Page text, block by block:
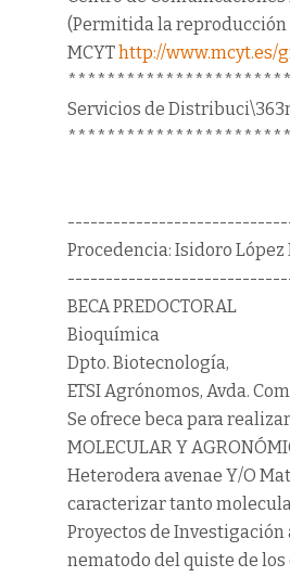
(Permitida la reproducción
MCYThttp://www.mcyt.es/
Servicios de
Procedencia: Isidoro
BECA PREDOCTORAL
Bioquímica
Dpto. Biotecnología,
ETSI Agrónomos, Avda.
Se ofrece beca para
MOLECULAR Y
Heterodera avenae Y/O
caracterizar tanto
Proyectos de
nematodo del quiste de los